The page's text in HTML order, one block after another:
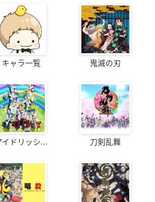
キャラ一覧 鬼滅の刃
イドリッシ... 刀剣乱舞